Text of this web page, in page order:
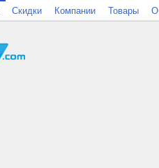
Скидки Компании Товары